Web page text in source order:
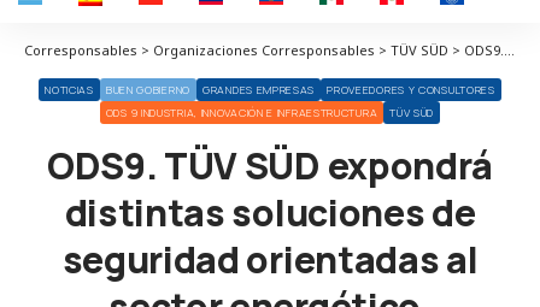
Corresponsables > Organizaciones Corresponsables > TÜV SÜD > ODS9. TÜV SÜD expondrá distintas soluciones de seguridad orientadas al sector energético, industrial y de la automoción
NOTICIAS BUEN GOBIERNO GRANDES EMPRESAS
PROVEEDORES Y CONSULTORES
ODS 9 INDUSTRIA, INNOVACIÓN E INFRAESTRUCTURA
TÜV SÜD
ODS9. TÜV SÜD expondrá
distintas soluciones de
seguridad orientadas al